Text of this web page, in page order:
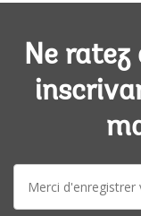
Ne ratez
mail: